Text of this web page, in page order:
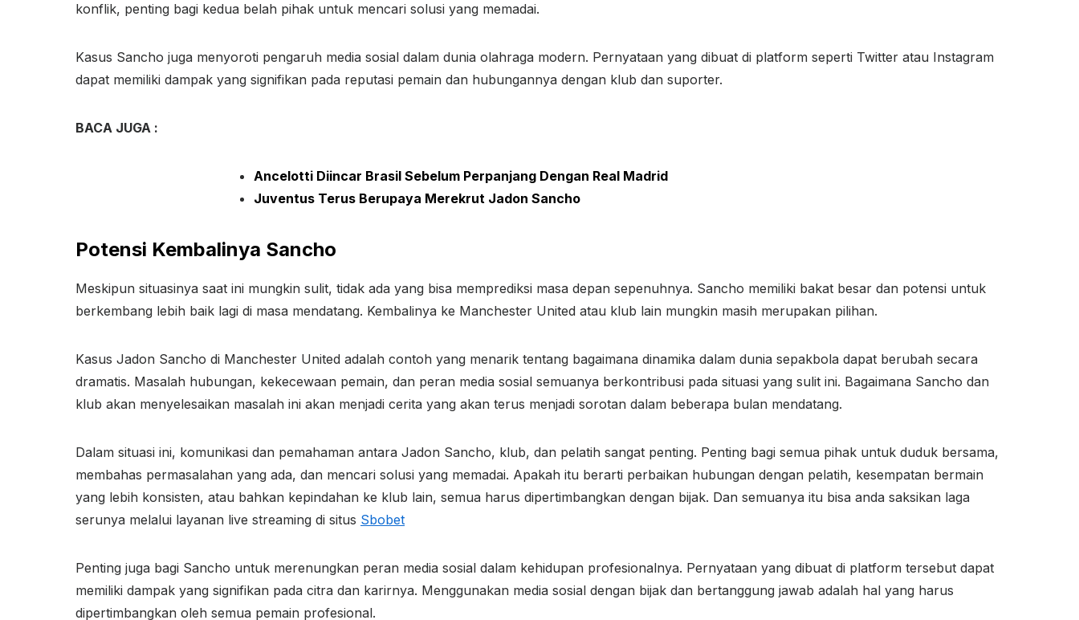
konflik, penting bagi kedua belah pihak untuk mencari solusi yang memadai.
Kasus Sancho juga menyoroti pengaruh media sosial dalam dunia olahraga modern. Pernyataan yang dibuat di platform seperti Twitter atau Instagram
dapat memiliki dampak yang signifikan pada reputasi pemain dan hubungannya dengan klub dan suporter.
BACA JUGA :
Ancelotti Diincar Brasil Sebelum Perpanjang Dengan Real Madrid
Juventus Terus Berupaya Merekrut Jadon Sancho
Potensi Kembalinya Sancho
Meskipun situasinya saat ini mungkin sulit, tidak ada yang bisa memprediksi masa depan sepenuhnya. Sancho memiliki bakat besar dan potensi untuk
berkembang lebih baik lagi di masa mendatang. Kembalinya ke Manchester United atau klub lain mungkin masih merupakan pilihan.
Kasus Jadon Sancho di Manchester United adalah contoh yang menarik tentang bagaimana dinamika dalam dunia sepakbola dapat berubah secara
dramatis. Masalah hubungan, kekecewaan pemain, dan peran media sosial semuanya berkontribusi pada situasi yang sulit ini. Bagaimana Sancho dan
klub akan menyelesaikan masalah ini akan menjadi cerita yang akan terus menjadi sorotan dalam beberapa bulan mendatang.
Dalam situasi ini, komunikasi dan pemahaman antara Jadon Sancho, klub, dan pelatih sangat penting. Penting bagi semua pihak untuk duduk bersama,
membahas permasalahan yang ada, dan mencari solusi yang memadai. Apakah itu berarti perbaikan hubungan dengan pelatih, kesempatan bermain
yang lebih konsisten, atau bahkan kepindahan ke klub lain, semua harus dipertimbangkan dengan bijak. Dan semuanya itu bisa anda saksikan laga
serunya melalui layanan live streaming di situs Sbobet
Penting juga bagi Sancho untuk merenungkan peran media sosial dalam kehidupan profesionalnya. Pernyataan yang dibuat di platform tersebut dapat
memiliki dampak yang signifikan pada citra dan karirnya. Menggunakan media sosial dengan bijak dan bertanggung jawab adalah hal yang harus
dipertimbangkan oleh semua pemain profesional.